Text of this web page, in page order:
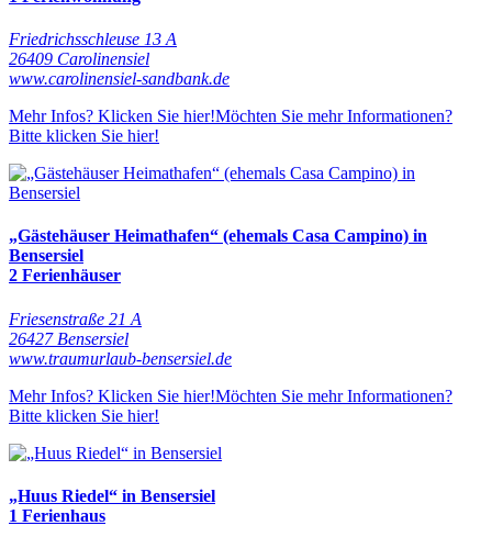
Friedrichsschleuse 13 A
26409 Carolinensiel
www.carolinensiel-sandbank.de
Mehr Infos? Klicken Sie hier!Möchten Sie mehr Informationen?
Bitte klicken Sie hier!
„Gästehäuser Heimathafen“ (ehemals Casa Campino) in
Bensersiel
2 Ferienhäuser
Friesenstraße 21 A
26427 Bensersiel
www.traumurlaub-bensersiel.de
Mehr Infos? Klicken Sie hier!Möchten Sie mehr Informationen?
Bitte klicken Sie hier!
„Huus Riedel“ in Bensersiel
1 Ferienhaus